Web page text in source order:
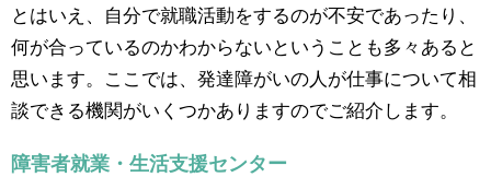
とはいえ、自分で就職活動をするのが不安であったり、
何が合っているのかわからないということも多々あると
思います。ここでは、発達障がいの人が仕事について相
談できる機関がいくつかありますのでご紹介します。
障害者就業・生活支援センター